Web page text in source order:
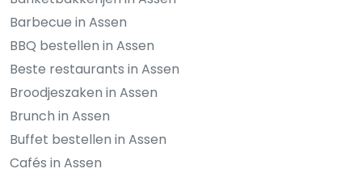
Barbecue in Assen
BBQ bestellen in Assen
Beste restaurants in Assen
Broodjeszaken in Assen
Brunch in Assen
Buffet bestellen in Assen
Cafés in Assen